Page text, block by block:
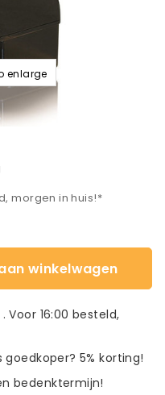
enlarge
morgen in huis!*
winkelwagen
16:00 besteld,
5% korting!
bedenktermijn!